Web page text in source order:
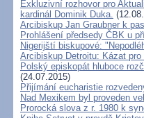
Exkluzivní rozhovor pro
kardinál Dominik Duka.
Arcibiskup Jan Graubner k
Prohlášení předsedy ČBK u
Nigerijští biskupové:
Arcibiskup Detroitu: Kázat
Polský episkopát hluboce
(24.07.2015)
Přijímání eucharistie
Nad Mexikem byl proveden
Prorocká slova z r. 1980 k